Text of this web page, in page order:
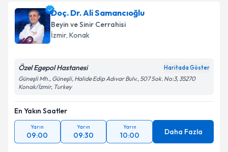
Doç. Dr. Ali Samancıoğlu
Beyin ve Sinir Cerrahisi
İzmir, Konak
Özel Egepol Hastanesi Haritada Göster
Güneşli Mh., Güneşli, Halide Edip Adıvar Bulv., 507 Sok. No:3, 35270
Konak/İzmir, Turkey
En Yakın Saatler
Yarın
09:00
Yarın
09:30
Yarın
10:00 Daha Fazla